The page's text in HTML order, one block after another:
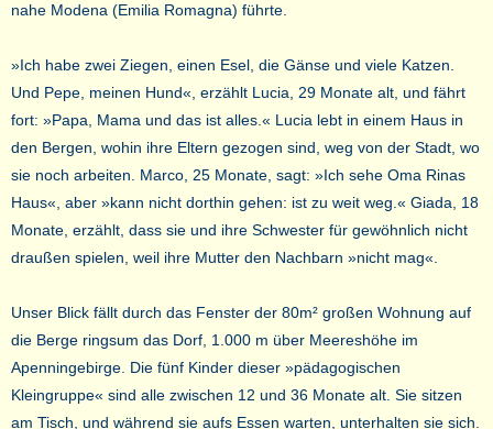
nahe Modena (Emilia Romagna) führte.
»Ich habe zwei Ziegen, einen Esel, die Gänse und viele Katzen.
Und Pepe, meinen Hund«, erzählt Lucia, 29 Monate alt, und fährt
fort: »Papa, Mama und das ist alles.« Lucia lebt in einem Haus in
den Bergen, wohin ihre Eltern gezogen sind, weg von der Stadt, wo
sie noch arbeiten. Marco, 25 Monate, sagt: »Ich sehe Oma Rinas
Haus«, aber »kann nicht dorthin gehen: ist zu weit weg.« Giada, 18
Monate, erzählt, dass sie und ihre Schwester für gewöhnlich nicht
draußen spielen, weil ihre Mutter den Nachbarn »nicht mag«.
Unser Blick fällt durch das Fenster der 80m² großen Wohnung auf
die Berge ringsum das Dorf, 1.000 m über Meereshöhe im
Apenningebirge. Die fünf Kinder dieser »pädagogischen
Kleingruppe« sind alle zwischen 12 und 36 Monate alt. Sie sitzen
am Tisch, und während sie aufs Essen warten, unterhalten sie sich.